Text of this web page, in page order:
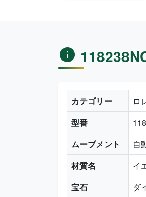
カテゴリー
ロ
型番
ムーブメント
自
材質名
イ
宝石
ダ